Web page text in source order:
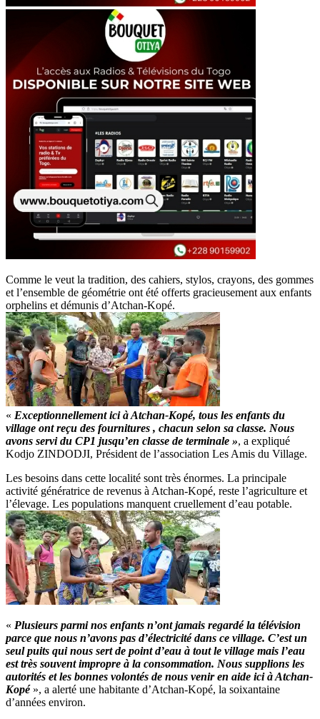
Comme le veut la tradition, des cahiers, stylos, crayons, des gommes
et l’ensemble de géométrie ont été offerts gracieusement aux enfants
orphelins et démunis d’Atchan-Kopé.
« Exceptionnellement ici à Atchan-Kopé, tous les enfants du
village ont reçu des fournitures , chacun selon sa classe. Nous
avons servi du CP1 jusqu’en classe de terminale », a expliqué
Kodjo ZINDODJI, Président de l’association Les Amis du Village.
Les besoins dans cette localité sont très énormes. La principale
activité génératrice de revenus à Atchan-Kopé, reste l’agriculture et
l’élevage. Les populations manquent cruellement d’eau potable.
« Plusieurs parmi nos enfants n’ont jamais regardé la télévision
parce que nous n’avons pas d’électricité dans ce village. C’est un
seul puits qui nous sert de point d’eau à tout le village mais l’eau
est très souvent impropre à la consommation. Nous supplions les
autorités et les bonnes volontés de nous venir en aide ici à Atchan-
Kopé», a alerté une habitante d’Atchan-Kopé, la soixantaine
d’années environ.